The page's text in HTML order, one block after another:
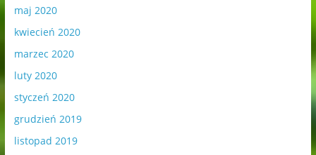
maj 2020
kwiecień 2020
marzec 2020
luty 2020
styczeń 2020
grudzień 2019
listopad 2019